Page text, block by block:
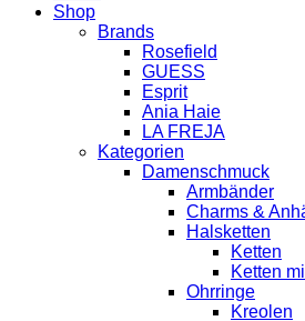
Shop
Brands
Rosefield
GUESS
Esprit
Ania Haie
LA FREJA
Kategorien
Damenschmuck
Armbänder
Charms &
Halsketten
Ketten
Ketten
Ohrringe
Kreolen